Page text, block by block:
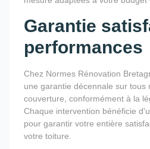
Garantie
performances
Chez Normes Rénovation
une garantie décennale sur tous
couverture, conformément à la
Chaque intervention bénéficie
pour garantir votre entière
votre toiture.